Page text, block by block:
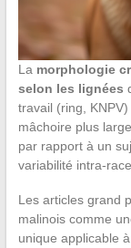
La morphologie
selon les lignées
travail (ring,
mâchoire plus
par rapport à un
variabilité intra-
Les articles grand
malinois comme
unique applicable